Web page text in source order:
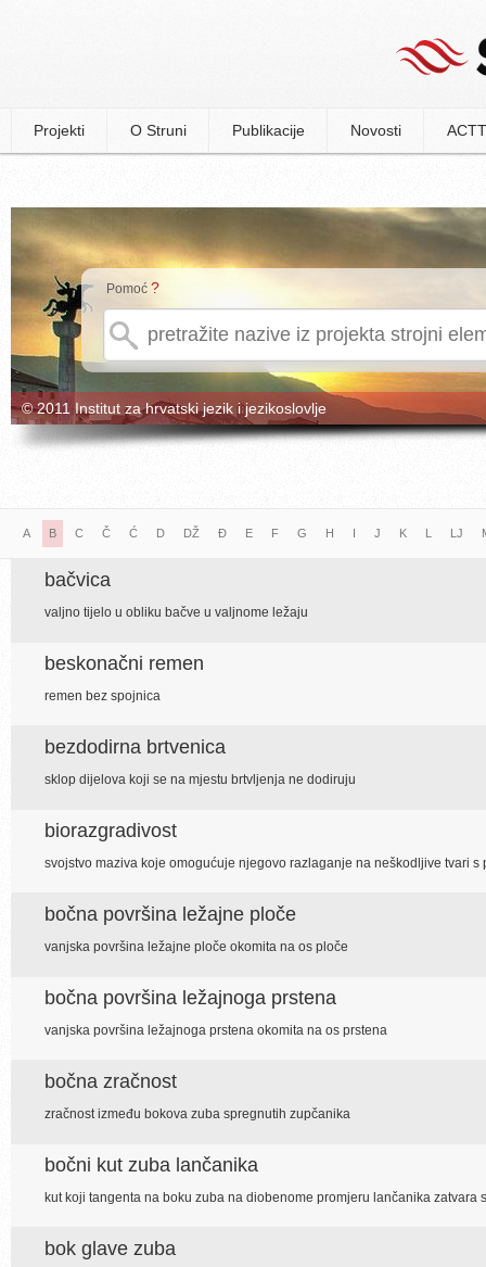
Projekti O Struni Publikacije Novosti
Pomoć ?
© 2011 Institut za hrvatski jezik i jezikoslovlje
A B C Č Ć D DŽ Đ E F G H I J K L LJ
bačvica
valjno tijelo u obliku bačve u valjnome ležaju
beskonačni remen
remen bez spojnica
bezdodirna brtvenica
sklop dijelova koji se na mjestu brtvljenja ne dodiruju
biorazgradivost
svojstvo maziva koje omogućuje njegovo razlaganje na neškodljive tvari s
bočna površina ležajne ploče
vanjska površina ležajne ploče okomita na os ploče
bočna površina ležajnoga prstena
vanjska površina ležajnoga prstena okomita na os prstena
bočna zračnost
zračnost između bokova zuba spregnutih zupčanika
bočni kut zuba lančanika
kut koji tangenta na boku zuba na diobenome promjeru lančanika zatvara
bok glave zuba